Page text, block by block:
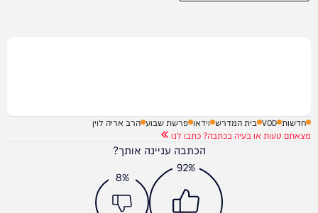
חדשות VOD בית המדרש וידאו פרשת שבוע הרב אריה לוין
מצאתם טעות או בעיה בכתבה? כתבו לנו
הכתבה עניינה אותך?
92%
8%